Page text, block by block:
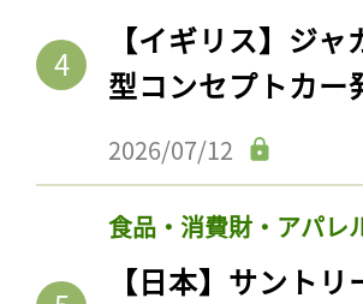
【イギリス】ジ
型コンセプトカー
2026/07/12
食品・消費財・アパレ
【日本】サント